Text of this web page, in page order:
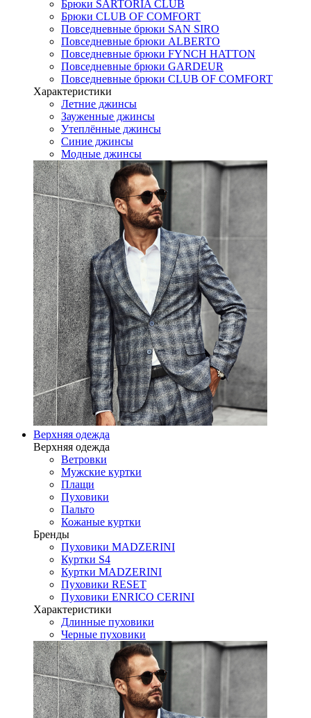
Брюки SARTORIA CLUB
Брюки CLUB OF COMFORT
Повседневные брюки SAN SIRO
Повседневные брюки ALBERTO
Повседневные брюки FYNCH HATTON
Повседневные брюки GARDEUR
Повседневные брюки CLUB OF COMFORT
Характеристики
Летние джинсы
Зауженные джинсы
Утеплённые джинсы
Синие джинсы
Модные джинсы
Верхняя одежда
Верхняя одежда
Ветровки
Мужские куртки
Плащи
Пуховики
Пальто
Кожаные куртки
Бренды
Пуховики MADZERINI
Куртки S4
Куртки MADZERINI
Пуховики RESET
Пуховики ENRICO CERINI
Характеристики
Длинные пуховики
Черные пуховики